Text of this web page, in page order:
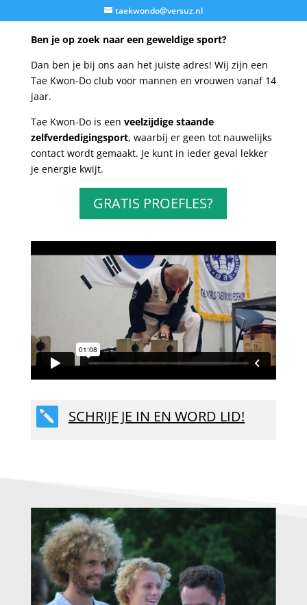
taekwondo@versuz.nl
Ben je op zoek naar een geweldige sport?
Dan ben je bij ons aan het juiste adres! Wij zijn een
Tae Kwon-Do club voor mannen en vrouwen vanaf 14
jaar.
Tae Kwon-Do is een veelzijdige staande
zelfverdedigingsport, waarbij er geen tot nauwelijks
contact wordt gemaakt. Je kunt in ieder geval lekker
je energie kwijt.
GRATIS PROEFLES?
 SCHRIJF JE IN EN WORD LID!